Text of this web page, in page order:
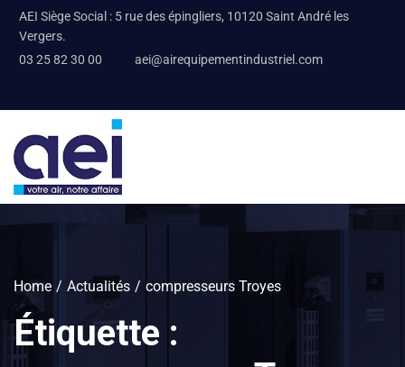
AEI Siège Social : 5 rue des épingliers, 10120 Saint André les
Vergers.
03 25 82 30 00
aei@airequipementindustriel.com
Home Actualités compresseurs Troyes
Étiquette :